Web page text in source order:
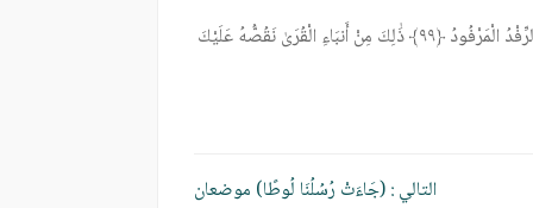
بِئْسَ الرِّفْدُ الْمَرْفُودُ ﴿٩٩﴾ ذَٰلِكَ مِنْ أَنبَاءِ الْقُرَىٰ نَقُصُّهُ عَلَيْكَ
التالي :(جَاءَتْ رُسُلُنَا لُوطًا) موضعان